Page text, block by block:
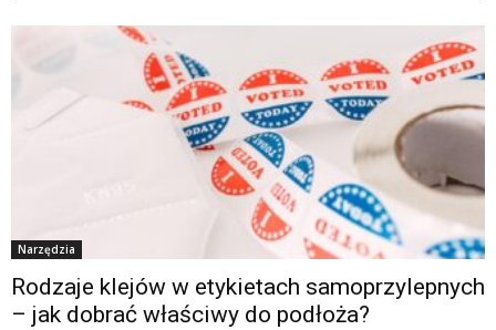
Narzędzia
Rodzaje klejów w etykietach samoprzylepnych
– jak dobrać właściwy do podłoża?